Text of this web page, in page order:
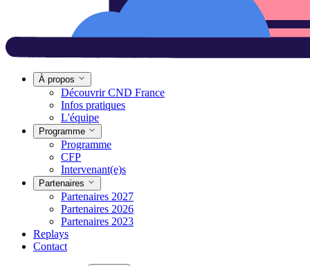
À propos
Découvrir CND France
Infos pratiques
L'équipe
Programme
Programme
CFP
Intervenant(e)s
Partenaires
Partenaires 2027
Partenaires 2026
Partenaires 2023
Replays
Contact